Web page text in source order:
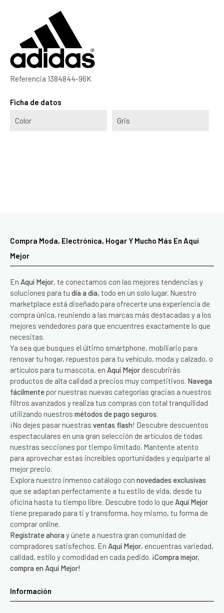
Referencia 1384844-96K
Ficha de datos
Color Gris
Compra Moda, Electrónica, Hogar Y Mucho Más En Aquí
Mejor
En Aquí Mejor, te conectamos con las mejores tendencias y
soluciones para tu día a día, todo en un solo lugar. Nuestro
marketplace está diseñado para ofrecerte una experiencia de
compra única, reuniendo a las marcas más destacadas y a los
mejores vendedores para que encuentres exactamente lo que
necesitas.
Ya sea que busques el último smartphone, mobiliario para
renovar tu hogar, repuestos para tu vehículo, moda y calzado, o
artículos para tu mascota, en Aquí Mejor descubrirás
productos de alta calidad a precios muy competitivos. Navega
fácilmente por nuestras nuevas categorías gracias a nuestros
filtros avanzados y realiza tus compras con total tranquilidad
utilizando nuestros métodos de pago seguros.
¡No dejes pasar nuestras ventas flash! Descubre descuentos
espectaculares en una gran selección de artículos de todas
nuestras secciones por tiempo limitado. Mantente atento
para aprovechar estas increíbles oportunidades y equiparte al
mejor precio.
Explora nuestro inmenso catálogo con novedades exclusivas
que se adaptan perfectamente a tu estilo de vida, desde tu
oficina hasta tu tiempo libre. Descubre todo lo que Aquí Mejor
tiene preparado para ti y transforma, hoy mismo, tu forma de
comprar online.
Regístrate ahora y únete a nuestra gran comunidad de
compradores satisfechos. En Aquí Mejor, encuentras variedad,
calidad, estilo y comodidad en cada pedido. ¡Compra mejor,
compra en Aquí Mejor!
Información